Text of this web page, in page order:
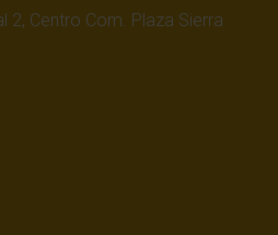
2, Centro Com. Plaza Sierra